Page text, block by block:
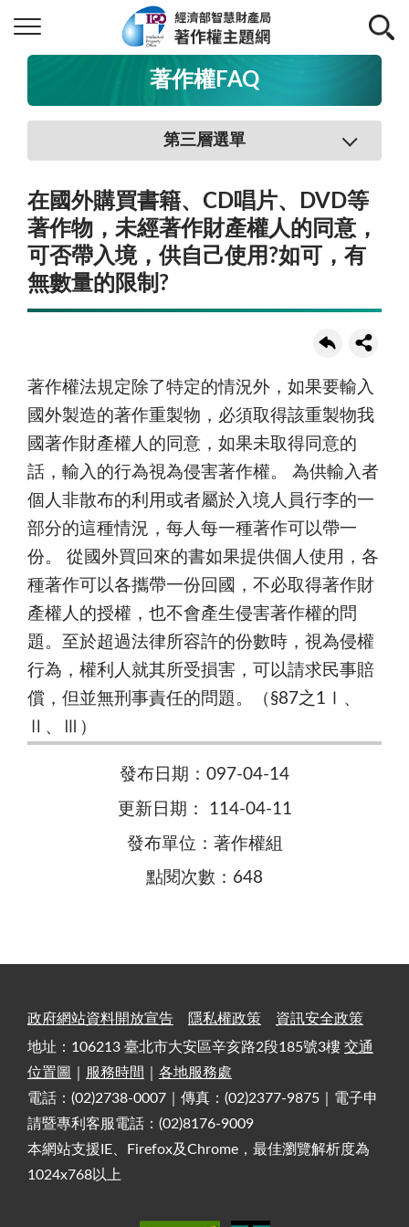
著作權FAQ
第三層選單
在國外購買書籍、CD唱片、DVD等
著作物，未經著作財產權人的同意，
可否帶入境，供自己使用?如可，有
無數量的限制?
著作權法規定除了特定的情況外，如果要輸入
國外製造的著作重製物，必須取得該重製物我
國著作財產權人的同意，如果未取得同意的
話，輸入的行為視為侵害著作權。 為供輸入者
個人非散布的利用或者屬於入境人員行李的一
部分的這種情況，每人每一種著作可以帶一
份。 從國外買回來的書如果提供個人使用，各
種著作可以各攜帶一份回國，不必取得著作財
產權人的授權，也不會產生侵害著作權的問
題。至於超過法律所容許的份數時，視為侵權
行為，權利人就其所受損害，可以請求民事賠
償，但並無刑事責任的問題。（§87之1Ⅰ、
Ⅱ、Ⅲ）
發布日期：097-04-14
更新日期： 114-04-11
發布單位：著作權組
點閱次數：648
政府網站資料開放宣告 隱私權政策
資訊安全政策
地址：106213 臺北市大安區辛亥路2段185號3樓 交通
位置圖
服務時間
各地服務處
電話：(02)2738-0007｜傳真：(02)2377-9875｜電子申
請暨專利客服電話：(02)8176-9009
本網站支援IE、Firefox及Chrome，最佳瀏覽解析度為
1024x768以上